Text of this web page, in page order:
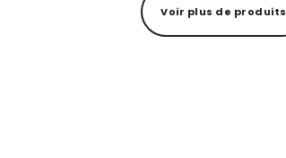
Voir plus de produits